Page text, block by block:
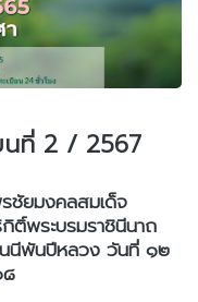
นที่ 2 / 2567
ชัยมงคลสมเด็จ
กิติ์พระบรมราชินีนาถ
นีพันปีหลวง วันที่ ๑๒